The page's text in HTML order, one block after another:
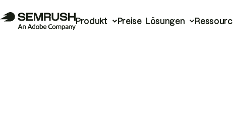
Produkt Preise Lösungen